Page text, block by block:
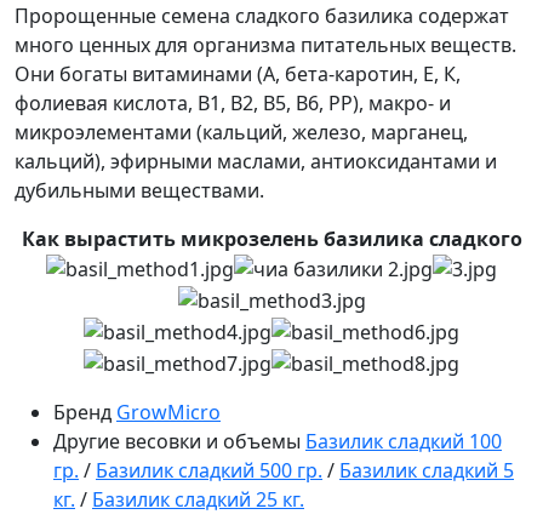
Пророщенные семена сладкого базилика содержат
много ценных для организма питательных веществ.
Они богаты витаминами (А, бета-каротин, Е, К,
фолиевая кислота, В1, В2, В5, В6, РР), макро- и
микроэлементами (кальций, железо, марганец,
кальций), эфирными маслами, антиоксидантами и
дубильными веществами.
Как вырастить микрозелень базилика сладкого
Бренд GrowMicro
Другие весовки и объемы Базилик сладкий 100
гр. / Базилик сладкий 500 гр. / Базилик сладкий 5
кг. / Базилик сладкий 25 кг.